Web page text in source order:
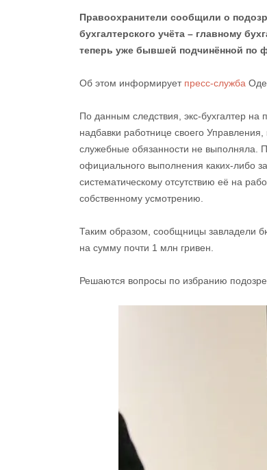
Правоохранители сообщили о
бухгалтерского учёта – главному
теперь уже бывшей подчинённой по
Об этом информирует пресс-служба
По данным следствия, экс-бухгалтер на
надбавки работнице своего
служебные обязанности не выполняла.
официального выполнения каких-либо
систематическому отсутствию её на
собственному усмотрению.
Таким образом, сообщницы завладели
на сумму почти 1 млн гривен.
Решаются вопросы по избранию